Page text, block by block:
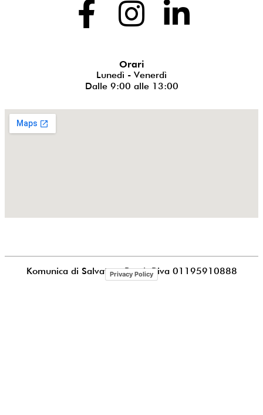
Orari
Lunedì - Venerdì
Dalle 9:00 alle 13:00
Komunica di Salvatore PucciaP.iva 01195910888
Privacy Policy